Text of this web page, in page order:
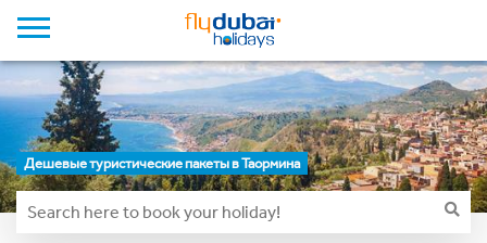
Дешевые туристические пакеты в Таормина